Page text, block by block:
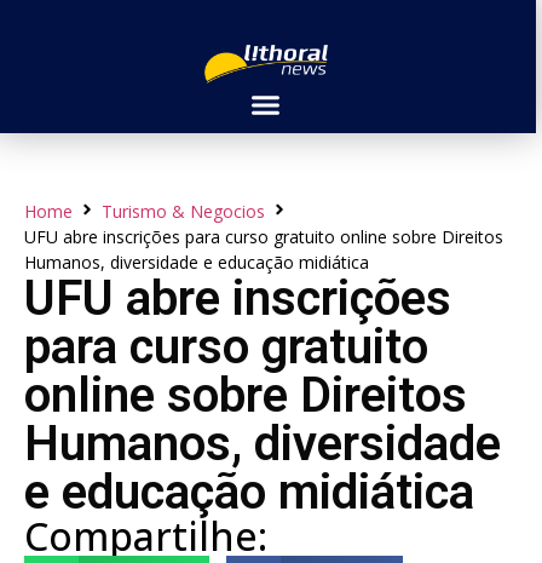
Home
Turismo & Negocios
UFU abre inscrições para curso gratuito online sobre Direitos
Humanos, diversidade e educação midiática
UFU abre inscrições
para curso gratuito
online sobre Direitos
Humanos, diversidade
e educação midiática
Compartilhe: